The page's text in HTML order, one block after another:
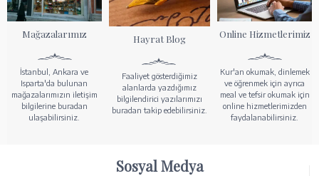
Mağazalarımız
İstanbul, Ankara ve
Isparta'da bulunan
mağazalarımızın iletişim
bilgilerine buradan
ulaşabilirsiniz.
Hayrat Blog
Faaliyet gösterdiğimiz
alanlarda yazdığımız
bilgilendirici yazılarımızı
buradan takip edebilirsiniz.
Online Hizmetlerimiz
Kur'an okumak, dinlemek
ve öğrenmek için ayrıca
meal ve tefsir okumak için
online hizmetlerimizden
faydalanabilirsiniz.
Sosyal Medya